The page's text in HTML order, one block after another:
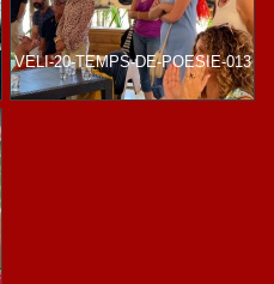
VELI-20-TEMPS-DE-POESIE-013